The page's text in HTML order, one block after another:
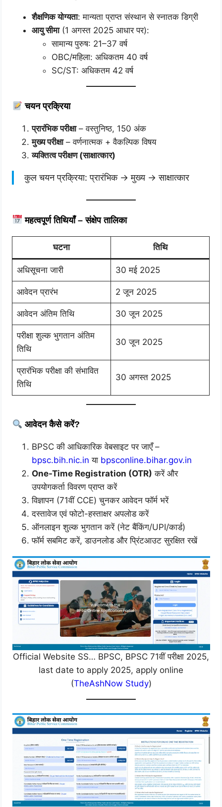
शैक्षणिक योग्यता: मान्यता प्राप्त संस्थान से स्नातक डिग्री
आयु सीमा(1 अगस्त 2025 आधार पर):
सामान्य पुरुष: 21–37 वर्ष
OBC/महिला: अधिकतम 40 वर्ष
SC/ST: अधिकतम 42 वर्ष
चयन प्रक्रिया
प्रारंभिक परीक्षा– वस्तुनिष्ठ, 150 अंक
मुख्य परीक्षा– वर्णनात्मक + वैकल्पिक विषय
व्यक्तित्व परीक्षण (साक्षात्कार)
कुल चयन प्रक्रिया: प्रारंभिक → मुख्य → साक्षात्कार
महत्वपूर्ण तिथियाँ – संक्षेप तालिका
घटना तिथि
अधिसूचना जारी 30 मई 2025
आवेदन प्रारंभ 2 जून 2025
आवेदन अंतिम तिथि 30 जून 2025
परीक्षा शुल्क भुगतान अंतिम
तिथि
30 जून 2025
प्रारंभिक परीक्षा की संभावित
तिथि
30 अगस्त 2025
आवेदन कैसे करें?
BPSC की आधिकारिक वेबसाइट पर जाएँ –
bpsc.bih.nic.in या bpsconline.bihar.gov.in
One-Time Registration (OTR) करें और
उपयोगकर्ता विवरण प्राप्त करें
विज्ञापन (71वीं CCE) चुनकर आवेदन फॉर्म भरें
दस्तावेज एवं फोटो-हस्ताक्षर अपलोड करें
ऑनलाइन शुल्क भुगतान करें (नेट बैंकिंग/UPI/कार्ड)
फॉर्म सबमिट करें, डाउनलोड और प्रिंटआउट सुरक्षित रखें
Official Website SS… BPSC, BPSC 71वीं परीक्षा 2025,
last date to apply 2025, apply online
(TheAshNow Study)